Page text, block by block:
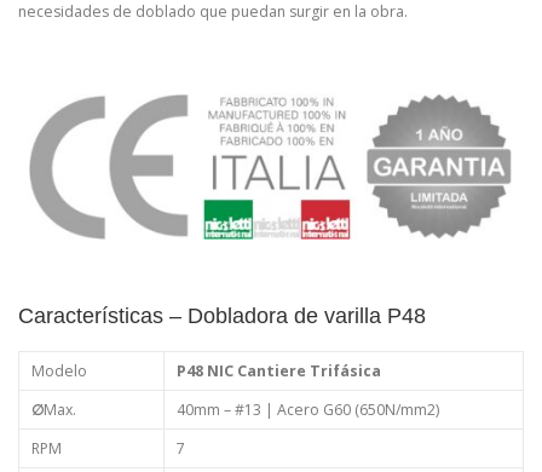
necesidades de doblado que puedan surgir en la obra.
Características – Dobladora de varilla P48
Modelo
P48 NIC Cantiere Trifásica
∅Max.
40mm – #13 | Acero G60 (650N/mm2)
RPM
7